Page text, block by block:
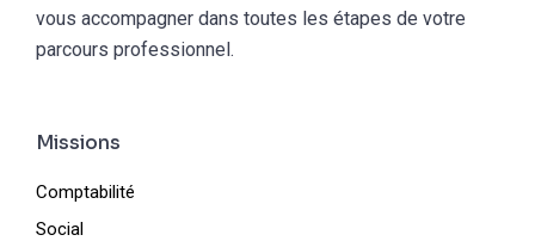
vous accompagner dans toutes les étapes de votre
parcours professionnel.
Missions
Comptabilité
Social